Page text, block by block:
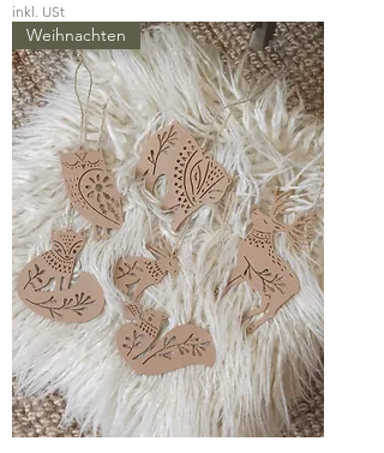
inkl. USt
Weihnachten